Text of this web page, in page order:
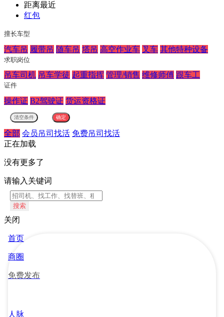
距离最近
红包
擅长车型
汽车吊 履带吊 随车吊 塔吊 高空作业车 叉车 其他特种设备
求职岗位
吊车司机 吊车学徒 起重指挥 管理/销售 维修师傅 跟车工
证件
操作证 B2驾驶证 货运资格证
全部 会员吊司找活 免费吊司找活
正在加载
没有更多了
请输入关键词
搜索
关闭
首页
商圈
免费发布
人脉